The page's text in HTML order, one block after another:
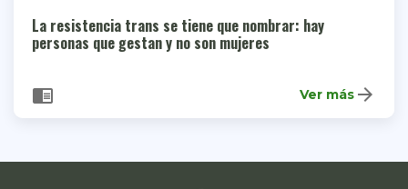
La resistencia trans se tiene que nombrar: hay
personas que gestan y no son mujeres
chrome_reader_mode Ver más arrow_forward